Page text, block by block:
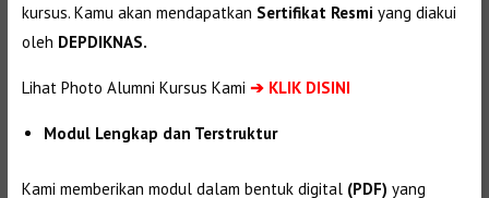
kursus. Kamu akan mendapatkan Sertifikat Resmi yang diakui
oleh DEPDIKNAS.
Lihat Photo Alumni Kursus Kami ➔ KLIK DISINI
Modul Lengkap dan Terstruktur
Kami memberikan modul dalam bentuk digital (PDF) yang